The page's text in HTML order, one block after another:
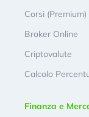
Corsi (Premium)
Broker Online
Criptovalute
Calcolo
Finanza e